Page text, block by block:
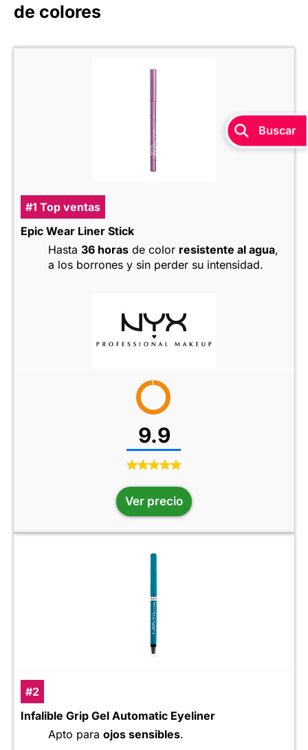
de colores
#1 Top ventas
Epic Wear Liner Stick
Hasta 36 horas de color resistente al agua,
a los borrones y sin perder su intensidad.
9.9
Ver precio
#2
Infalible Grip Gel Automatic Eyeliner
Apto para ojos sensibles.